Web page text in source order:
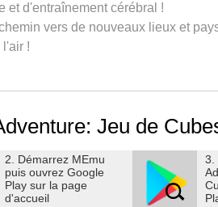
et d'entraînement cérébral !
vers de nouveaux lieux et
l'air !
:
Jeu de
2. Démarrez MEmu
puis ouvrez Google
Play sur la page
d'accueil
3.